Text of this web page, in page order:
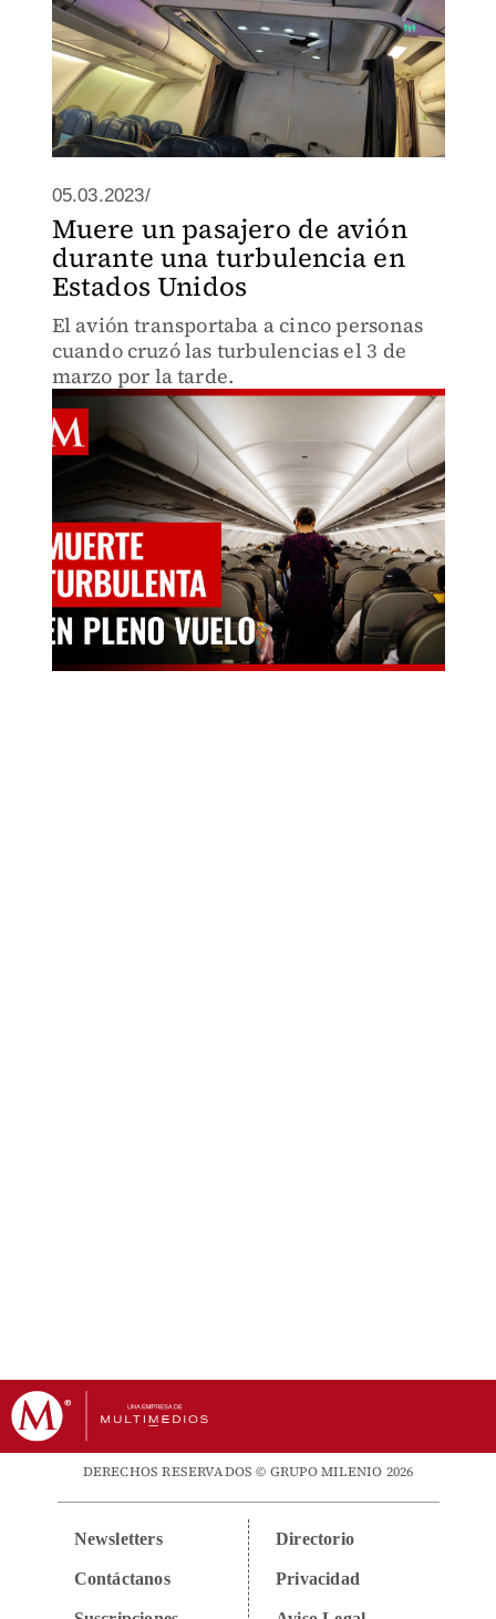
05.03.2023/
Muere un pasajero de avión
durante una turbulencia en
Estados Unidos
El avión transportaba a cinco personas
cuando cruzó las turbulencias el 3 de
marzo por la tarde.
DERECHOS RESERVADOS © GRUPO MILENIO 2026
Newsletters
Contáctanos
Directorio
Privacidad